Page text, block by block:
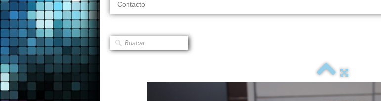
Contacto